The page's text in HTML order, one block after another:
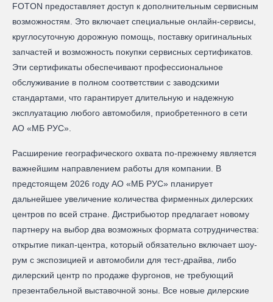
FOTON предоставляет доступ к дополнительным сервисным
возможностям. Это включает специальные онлайн-сервисы,
круглосуточную дорожную помощь, поставку оригинальных
запчастей и возможность покупки сервисных сертификатов.
Эти сертификаты обеспечивают профессиональное
обслуживание в полном соответствии с заводскими
стандартами, что гарантирует длительную и надежную
эксплуатацию любого автомобиля, приобретенного в сети
АО «МБ РУС».
Расширение географического охвата по-прежнему является
важнейшим направлением работы для компании. В
предстоящем 2026 году АО «МБ РУС» планирует
дальнейшее увеличение количества фирменных дилерских
центров по всей стране. Дистрибьютор предлагает новому
партнеру на выбор два возможных формата сотрудничества:
открытие пикап-центра, который обязательно включает шоу-
рум с экспозицией и автомобили для тест-драйва, либо
дилерский центр по продаже фургонов, не требующий
презентабельной выставочной зоны. Все новые дилерские